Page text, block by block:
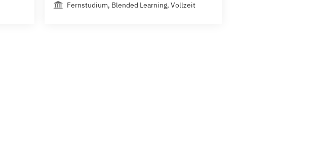
Fernstudium, Blended Learning, Vollzeit